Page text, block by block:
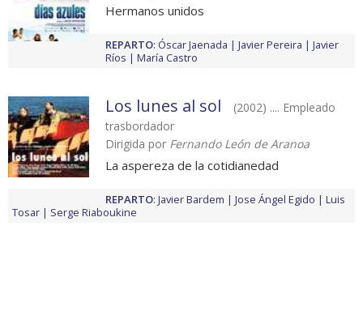
Hermanos unidos
REPARTO: Óscar Jaenada Javier Pereira
Javier
Ríos
María Castro
Los lunes al sol
(2002) .... Empleado
trasbordador
Dirigida por Fernando León de Aranoa
La aspereza de la cotidianedad
REPARTO: Javier Bardem Jose Ángel Egido
Luis
Tosar
Serge Riaboukine